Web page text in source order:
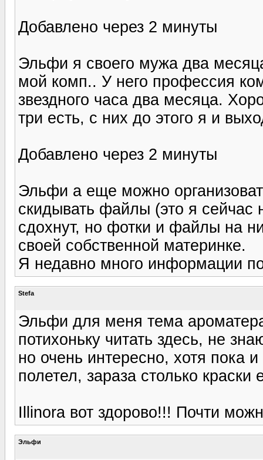
Добавлено через 2 минуты
Эльфи я своего мужа два
мой комп.. У него профессия
звездного часа два месяца.
три есть, с них до этого я и
Добавлено через 2 минуты
Эльфи а еще можно
скидывать файлы (это я сейчас
сдохнут, но фотки и файлы на
своей собственной материнке.
Я недавно много информации
Stefa
Эльфи для меня тема
потихоньку читать здесь, не
но очень интересно, хотя пока
полетел, зараза столько
Illinora вот здорово!!! Почти
Эльфи